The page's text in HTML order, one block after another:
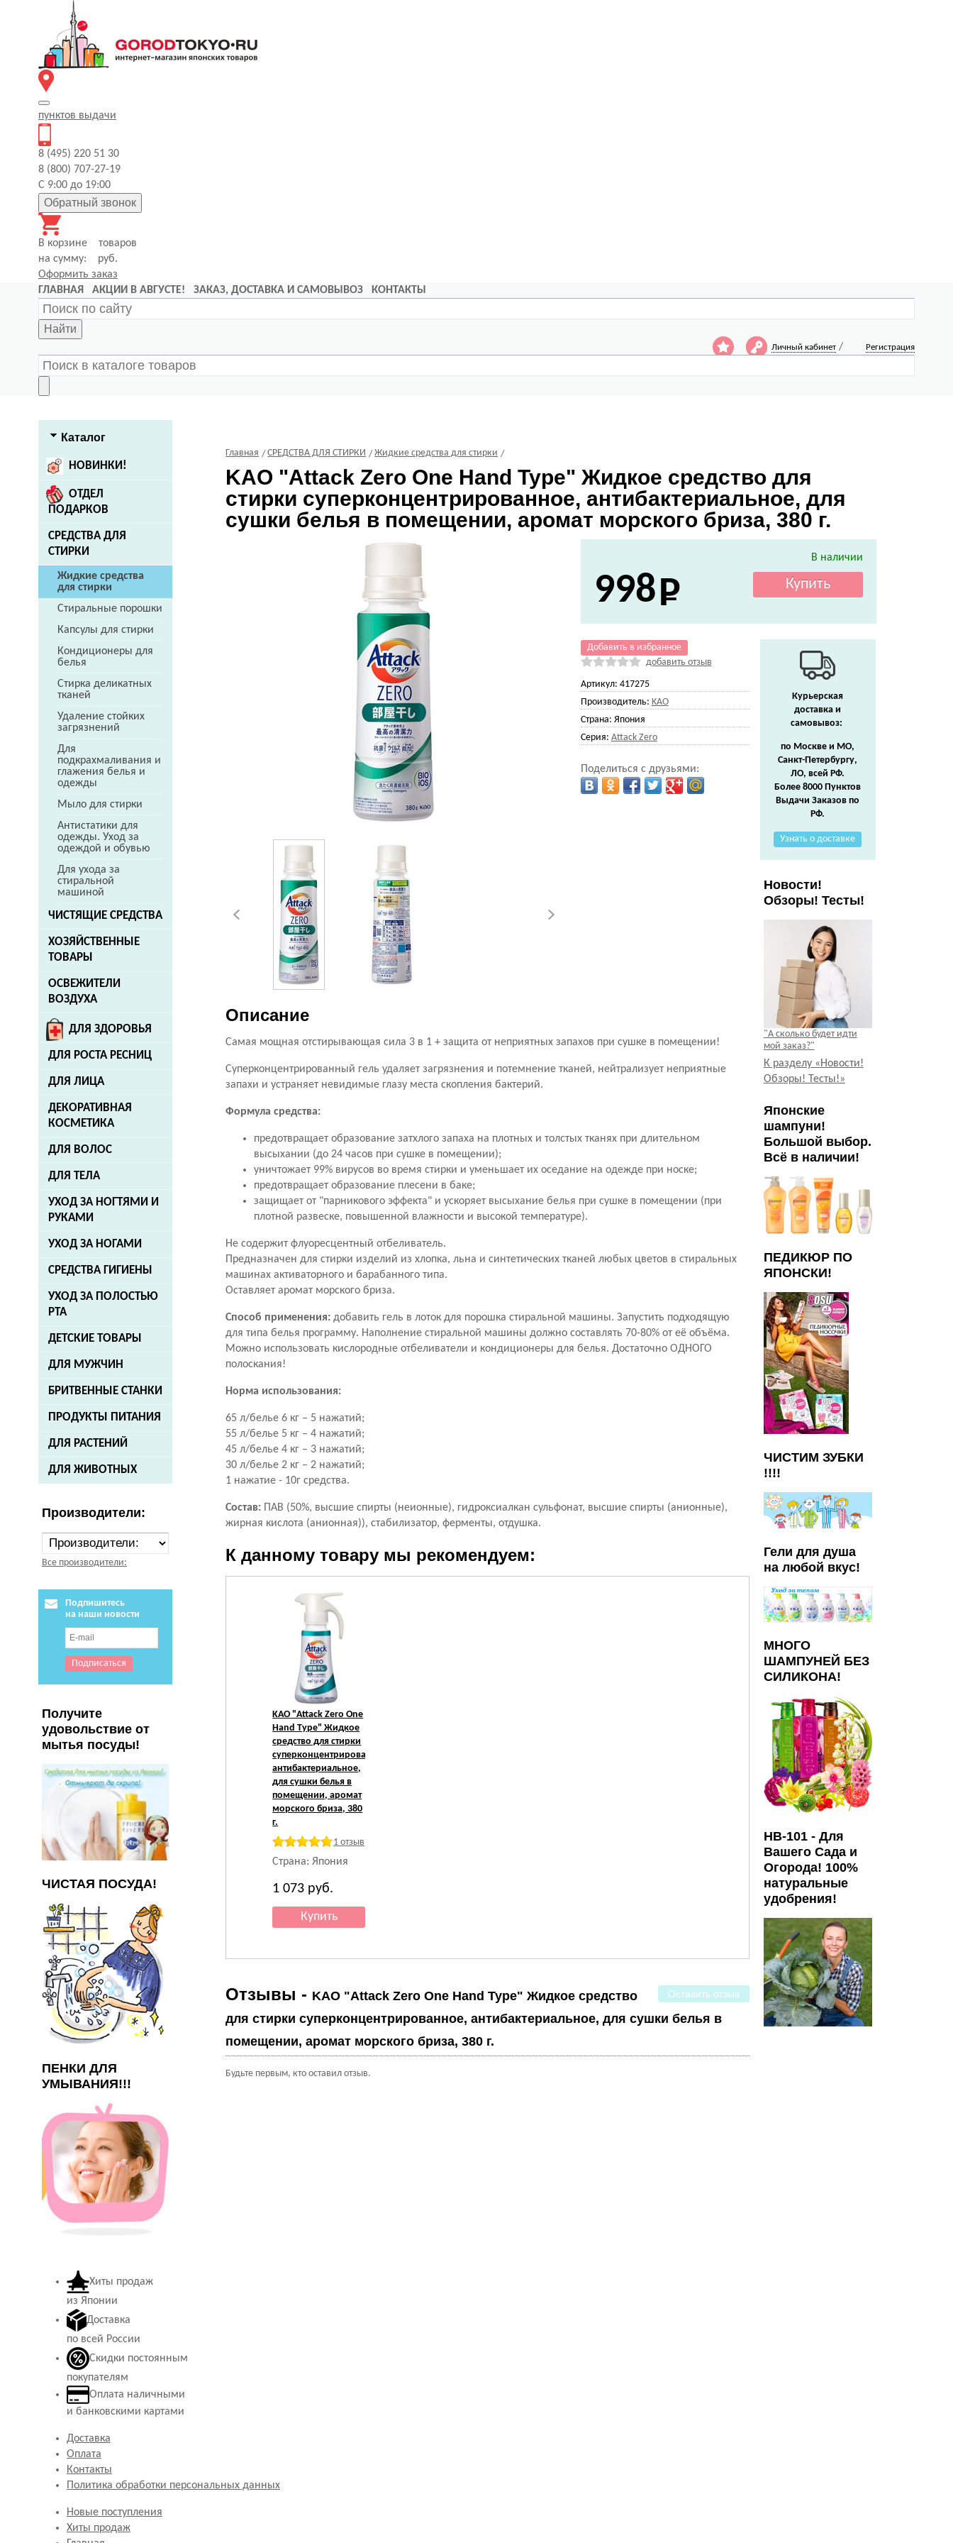
пунктов выдачи
8 (495) 220 51 30
8 (800) 707-27-19
С 9:00 до 19:00
Обратный звонок
В корзине
товаров
на сумму:
руб.
Оформить заказ
ГЛАВНАЯ
АКЦИИ В АВГУСТЕ! ЗАКАЗ, ДОСТАВКА И САМОВЫВОЗ КОНТАКТЫ
Найти
Личный кабинет / Регистрация
Каталог
НОВИНКИ!
ОТДЕЛ
ПОДАРКОВ
СРЕДСТВА ДЛЯ
СТИРКИ
Жидкие средства
для стирки
Стиральные порошки
Капсулы для стирки
Кондиционеры для
белья
Стирка деликатных
тканей
Удаление стойких
загрязнений
Для
подкрахмаливания и
глажения белья и
одежды
Мыло для стирки
Антистатики для
одежды. Уход за
одеждой и обувью
Для ухода за
стиральной
машиной
ЧИСТЯЩИЕ СРЕДСТВА
ХОЗЯЙСТВЕННЫЕ
ТОВАРЫ
ОСВЕЖИТЕЛИ
ВОЗДУХА
ДЛЯ ЗДОРОВЬЯ
ДЛЯ РОСТА РЕСНИЦ
ДЛЯ ЛИЦА
ДЕКОРАТИВНАЯ
КОСМЕТИКА
ДЛЯ ВОЛОС
ДЛЯ ТЕЛА
УХОД ЗА НОГТЯМИ И
РУКАМИ
УХОД ЗА НОГАМИ
СРЕДСТВА ГИГИЕНЫ
УХОД ЗА ПОЛОСТЬЮ
РТА
ДЕТСКИЕ ТОВАРЫ
ДЛЯ МУЖЧИН
БРИТВЕННЫЕ СТАНКИ
ПРОДУКТЫ ПИТАНИЯ
ДЛЯ РАСТЕНИЙ
ДЛЯ ЖИВОТНЫХ
Производители:
Все производители:
Подпишитесь
на наши новости
Получите
удовольствие от
мытья посуды!
ЧИСТАЯ ПОСУДА!
ПЕНКИ ДЛЯ
УМЫВАНИЯ!!!
Главная СРЕДСТВА ДЛЯ СТИРКИ Жидкие средства для стирки
KAO "Attack Zero One Hand Type" Жидкое средство для
стирки суперконцентрированное, антибактериальное, для
сушки белья в помещении, аромат морского бриза, 380 г.
В наличии
998
Добавить в избранное
добавить отзыв
Артикул: 417275
Производитель: KAO
Страна: Япония
Серия: Attack Zero
Поделиться с друзьями:
Описание
Самая мощная отстирывающая сила 3 в 1 + защита от неприятных запахов при сушке в помещении!
Суперконцентрированный гель удаляет загрязнения и потемнение тканей, нейтрализует неприятные
запахи и устраняет невидимые глазу места скопления бактерий.
Формула средства:
предотвращает образование затхлого запаха на плотных и толстых тканях при длительном
высыхании (до 24 часов при сушке в помещении);
уничтожает 99% вирусов во время стирки и уменьшает их оседание на одежде при носке;
предотвращает образование плесени в баке;
защищает от "парникового эффекта" и ускоряет высыхание белья при сушке в помещении (при
плотной развеске, повышенной влажности и высокой температуре).
Не содержит флуоресцентный отбеливатель.
Предназначен для стирки изделий из хлопка, льна и синтетических тканей любых цветов в стиральных
машинах активаторного и барабанного типа.
Оставляет аромат морского бриза.
Способ применения: добавить гель в лоток для порошка стиральной машины. Запустить подходящую
для типа белья программу. Наполнение стиральной машины должно составлять 70-80% от её объёма.
Можно использовать кислородные отбеливатели и кондиционеры для белья. Достаточно ОДНОГО
полоскания!
Норма использования:
65 л/белье 6 кг – 5 нажатий;
55 л/белье 5 кг – 4 нажатий;
45 л/белье 4 кг – 3 нажатий;
30 л/белье 2 кг – 2 нажатий;
1 нажатие - 10г средства.
Состав:
ПАВ (50%, высшие спирты (неионные), гидроксиалкан сульфонат, высшие спирты (анионные),
жирная кислота (анионная)), стабилизатор, ферменты, отдушка.
К данному товару мы рекомендуем:
KAO"Attack Zero One
Hand Type" Жидкое
средство для стирки
суперконцентрированное,
антибактериальное,
для сушки белья в
помещении, аромат
морского бриза, 380
г.
1 отзыв
Страна: Япония
1 073 руб.
Оставить отзыв
Отзывы - KAO "Attack Zero One Hand Type" Жидкое средство
для стирки суперконцентрированное, антибактериальное, для сушки белья в
помещении, аромат морского бриза, 380 г.
Будьте первым, кто оставил отзыв.
Курьерская
доставка и
самовывоз:
по Москве и МО,
Санкт-Петербургу,
ЛО, всей РФ.
Более 8000 Пунктов
Выдачи Заказов по
РФ.
Узнать о доставке
Новости!
Обзоры! Тесты!
"А сколько будет идти
мой заказ?"
К разделу «Новости!
Обзоры! Тесты!»
Японские
шампуни!
Большой выбор.
Всё в наличии!
ПЕДИКЮР ПО
ЯПОНСКИ!
ЧИСТИМ ЗУБКИ
!!!!
Гели для душа
на любой вкус!
МНОГО
ШАМПУНЕЙ БЕЗ
СИЛИКОНА!
HB-101 - Для
Вашего Сада и
Огорода! 100%
натуральные
удобрения!
Хиты продаж
из Японии
Доставка
по всей России
Скидки постоянным
покупателям
Оплата наличными
и банковскими картами
Доставка
Оплата
Контакты
Политика обработки персональных данных
Новые поступления
Хиты продаж